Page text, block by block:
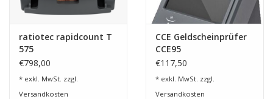
ratiotec rapidcount T
575
€798,00
* exkl. MwSt. zzgl.
Versandkosten
CCE Geldscheinprüfer
CCE95
€117,50
* exkl. MwSt. zzgl.
Versandkosten